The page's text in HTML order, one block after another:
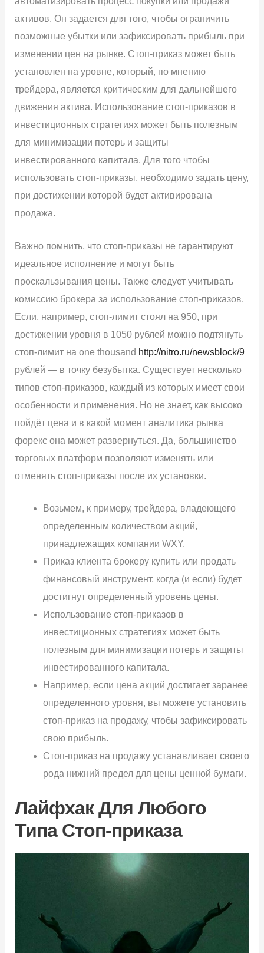
активов. Он задается для того, чтобы ограничить
возможные убытки или зафиксировать прибыль при
изменении цен на рынке. Стоп-приказ может быть
установлен на уровне, который, по мнению
трейдера, является критическим для дальнейшего
движения актива. Использование стоп-приказов в
инвестиционных стратегиях может быть полезным
для минимизации потерь и защиты
инвестированного капитала. Для того чтобы
использовать стоп-приказы, необходимо задать цену,
при достижении которой будет активирована
продажа.
Важно помнить, что стоп-приказы не гарантируют
идеальное исполнение и могут быть
проскальзывания цены. Также следует учитывать
комиссию брокера за использование стоп-приказов.
Если, например, стоп-лимит стоял на 950, при
достижении уровня в 1050 рублей можно подтянуть
стоп-лимит на one thousand http://nitro.ru/newsblock/9
рублей — в точку безубытка. Существует несколько
типов стоп-приказов, каждый из которых имеет свои
особенности и применения. Но не знает, как высоко
пойдёт цена и в какой момент аналитика рынка
форекс она может развернуться. Да, большинство
торговых платформ позволяют изменять или
отменять стоп-приказы после их установки.
Возьмем, к примеру, трейдера, владеющего
определенным количеством акций,
принадлежащих компании WXY.
Приказ клиента брокеру купить или продать
финансовый инструмент, когда (и если) будет
достигнут определенный уровень цены.
Использование стоп-приказов в
инвестиционных стратегиях может быть
полезным для минимизации потерь и защиты
инвестированного капитала.
Например, если цена акций достигает заранее
определенного уровня, вы можете установить
стоп-приказ на продажу, чтобы зафиксировать
свою прибыль.
Стоп-приказ на продажу устанавливает своего
рода нижний предел для цены ценной бумаги.
Лайфхак Для Любого
Типа Стоп-приказа